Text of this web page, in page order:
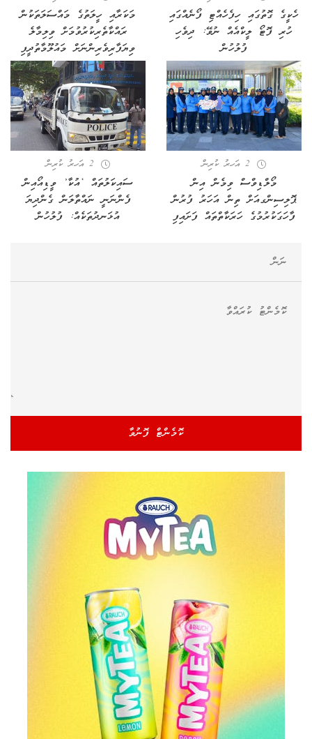
​ހެކީގެ ގޮތުގައި ހިފެހެއްޓި ފޯނެއްގައި
ހުރި ފޮޓޯ ލީކްއެއް ނުވޭ: ދިވެހި
ފުލުހުން
މަކަރާއި ހީލަތުގެ މައްސަލަތަކުން
ރައްކާތެރިކުރުވުމަށް ވިލިމާލެ
ވިޔަފާރިވެރިންނަށް މައުލޫމާތުދީފި
2 އަހރު ކުރިން
މޯލްޑިވްސް ވިމެން އިން
ޕޮލިސިންގއަށް ތިން އަހަރު ފުރުން
ފާހަގަކުރުމުގެ ހަރަކާތްތައް ފަށައިފި
2 އަހރު ކުރިން
ސައިކަލުތައް ‘އުކާ’ ވީޑިއޯއިން
ފެންނަނީ ނައްތާލަން ގެންދިޔަ
އުޅަނދުތަކެއް: ފުލުހުން